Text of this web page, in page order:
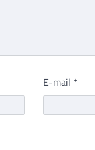
E-mail *